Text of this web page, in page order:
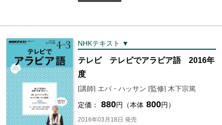
NHKテキスト ▼
テレビ テレビでアラビア語 2016年
度
[講師] エバ・ハッサン [監修] 木下宗篤
定価： 880円（本体 800円）
2016年03月18日 発売